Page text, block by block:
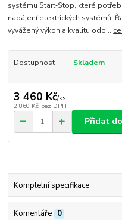
systému Start‑Stop, které
napájení elektrických systémů.
vyvážený výkon a kvalitu odp...
Dostupnost Skladem
3 460 Kč/ks
2 860 Kč bez DPH
Přidat
Kompletní specifikace
Komentáře 0